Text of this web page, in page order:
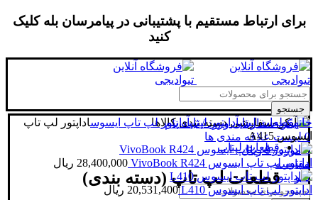
برای ارتباط مستقیم با پشتیبانی در پیامرسان بله کلیک
کنید
جستجو
ورود / ثبت نام
0 لیست علاقه مندی ها
0 مورد/
0 ریال
مقایسه
منو
دسته بندی کالاها
قطعات لپتاپ
قطعات لپ تاپ (دسته بندی)
خانهقطعات لپتاپآداپتور لپتاپآداپتور لپ تاپ ایسوساداپتور لپ تاپ
ایسوس A415
اداپتور لپ تاپ ایسوس VivoBook R424 28,400,000 ریال
اداپتور لپ تاپ ایسوس L410 20,531,400 ریال